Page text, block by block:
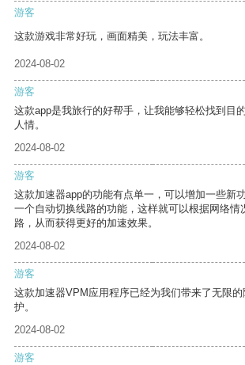
游客
这款游戏非常好玩，画面精美，玩法丰富。
2024-08-02
游客
这款app是我旅行的好帮手，让我能够轻松找到目
人情。
2024-08-02
游客
这款加速器app的功能有点单一，可以增加一些新
一个自动切换线路的功能，这样就可以根据网络情
路，从而获得更好的加速效果。
2024-08-02
游客
这款加速器VPM应用程序已经为我们带来了无限
护。
2024-08-02
游客